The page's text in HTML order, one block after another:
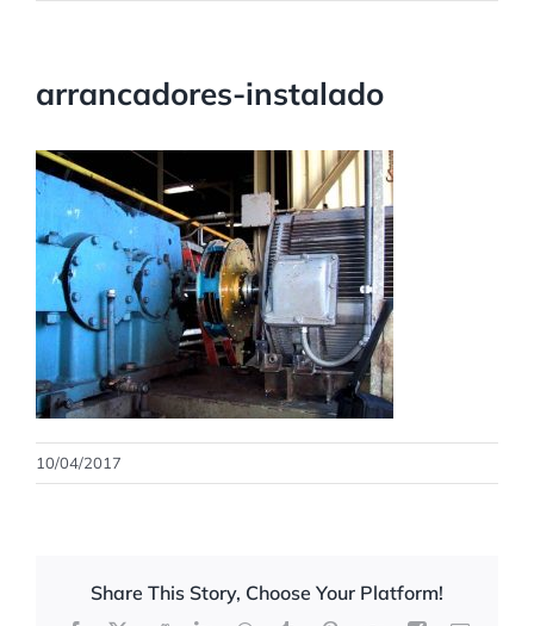
arrancadores-instalado
10/04/2017
Share This Story, Choose Your Platform!